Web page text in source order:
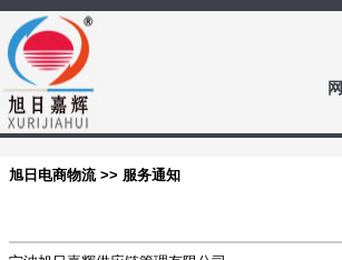
旭日电商物流 >> 服务通知